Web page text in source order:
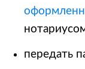
передать